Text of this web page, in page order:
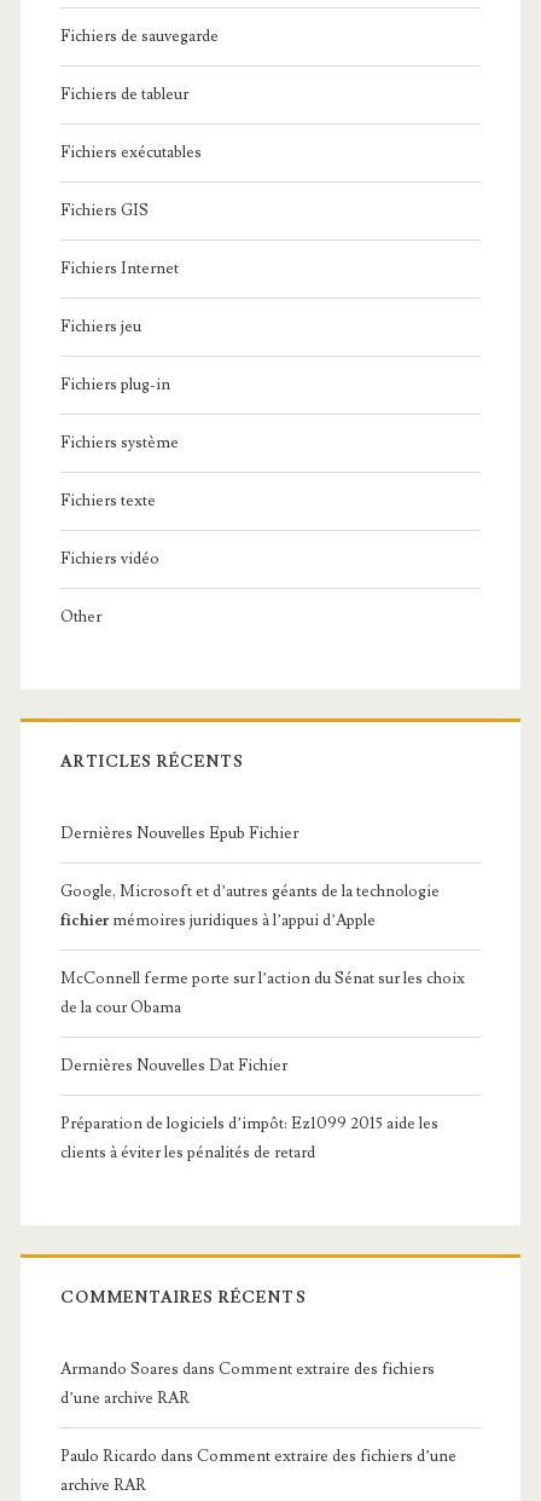
Fichiers de sauvegarde
Fichiers de tableur
Fichiers exécutables
Fichiers GIS
Fichiers Internet
Fichiers jeu
Fichiers plug-in
Fichiers système
Fichiers texte
Fichiers vidéo
Other
ARTICLES RÉCENTS
Dernières Nouvelles Epub Fichier
Google, Microsoft et d’autres géants de la technologie
fichier mémoires juridiques à l’appui d’Apple
McConnell ferme porte sur l’action du Sénat sur les choix
de la cour Obama
Dernières Nouvelles Dat Fichier
Préparation de logiciels d’impôt: Ez1099 2015 aide les
clients à éviter les pénalités de retard
COMMENTAIRES RÉCENTS
Armando Soares dans Comment extraire des fichiers
d’une archive RAR
Paulo Ricardo dans Comment extraire des fichiers d’une
archive RAR